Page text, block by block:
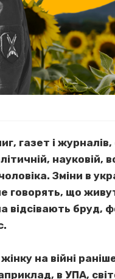
газет і
Зміни в
говорять, що
відсівають бруд,
на війні
в УПА,